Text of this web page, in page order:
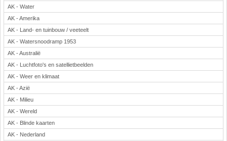
Wiskunde
Onderwerpen
Apps en tablets
Collecties digibord
Digiborden / touchscreens
Digibordtools
Downloads basisonderwijs
Herfst
Kerstmis
Kinder-/Jeugdboeken
Lente
AK - Water
AK - Amerika
AK - Land- en tuinbouw / veeteelt
AK - Watersnoodramp 1953
AK - Australië
AK - Luchtfoto's en satellietbeelden
AK - Weer en klimaat
AK - Azië
AK - Milieu
AK - Wereld
AK - Blinde kaarten
AK - Nederland